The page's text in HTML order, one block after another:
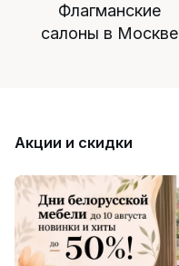
Флагманские
салоны в Москве
Акции и скидки